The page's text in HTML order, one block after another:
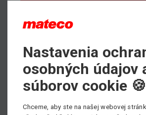
Max. pracovná výška
11.72 m
Min. nosnosť
30000 kg
Pohon
Nastavenia
osobných údajov
súborov cookie 🍪
Chceme, aby ste na našej webovej